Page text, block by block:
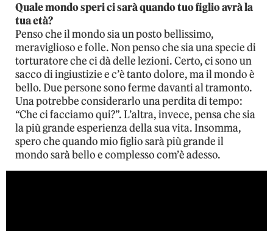
Quale mondo speri ci sarà quando tuo figlio avrà la
tua età?
Penso che il mondo sia un posto bellissimo,
meraviglioso e folle. Non penso che sia una specie di
torturatore che ci dà delle lezioni. Certo, ci sono un
sacco di ingiustizie e c’è tanto dolore, ma il mondo è
bello. Due persone sono ferme davanti al tramonto.
Una potrebbe considerarlo una perdita di tempo:
“Che ci facciamo qui?”. L’altra, invece, pensa che sia
la più grande esperienza della sua vita. Insomma,
spero che quando mio figlio sarà più grande il
mondo sarà bello e complesso com’è adesso.